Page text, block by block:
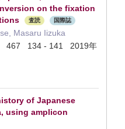
on the fixation
査読 国際誌
Masaru Iizuka
467 134 - 141 2019年
of Japanese
using amplicon